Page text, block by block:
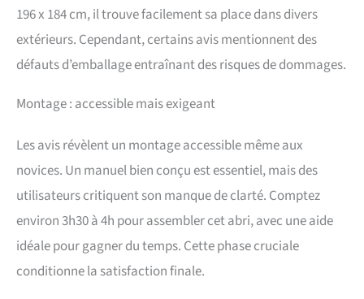
coupe-vent. 【Conception
Coupe-Vent & Ventilée】Le
revêtu de couleur bois,
jardin de résister à diverses
toit à deux versants facilite
le drainage de l'eau ou de la
neige. Les 4 évents
favorisent l'échange d'air
frais et l'élimination de l'air
vicié. 【Acier Galvanisé en
Aspect Bois】Avec une
finition aspect bois, notre
abris de jardin metal
196 x 184 cm, il trouve facilement sa place dans divers
extérieurs. Cependant, certains avis mentionnent des
défauts d’emballage entraînant des risques de dommages.
Montage : accessible mais exigeant
Les avis révèlent un montage accessible même aux
novices. Un manuel bien conçu est essentiel, mais des
utilisateurs critiquent son manque de clarté. Comptez
environ 3h30 à 4h pour assembler cet abri, avec une aide
idéale pour gagner du temps. Cette phase cruciale
conditionne la satisfaction finale.